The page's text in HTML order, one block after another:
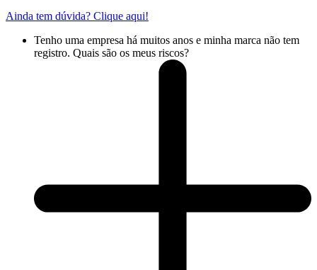
Ainda tem dúvida? Clique aqui!
Tenho uma empresa há muitos anos e minha marca não tem
registro. Quais são os meus riscos?